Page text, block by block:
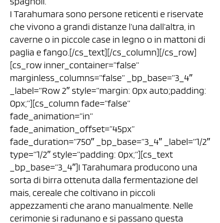
I Tarahumara sono persone reticenti e riservate
che vivono a grandi distanze l’una dall’altra, in
caverne o in piccole case in legno o in mattoni di
paglia e fango.[/cs_text][/cs_column][/cs_row]
[cs_row inner_container=”false”
marginless_columns=”false” _bp_base=”3_4″
_label=”Row 2″ style=”margin: 0px auto;padding:
0px;”][cs_column fade=”false”
fade_animation=”in”
fade_animation_offset=”45px”
fade_duration=”750″ _bp_base=”3_4″ _label=”1/2″
type=”1/2″ style=”padding: 0px;”][cs_text
_bp_base=”3_4″]I Tarahumara producono una
sorta di birra ottenuta dalla fermentazione del
mais, cereale che coltivano in piccoli
appezzamenti che arano manualmente. Nelle
cerimonie si radunano e si passano questa